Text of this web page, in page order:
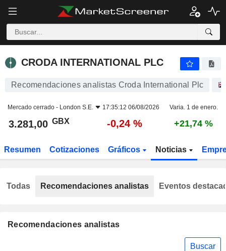
CRODA INTERNATIONAL PLC
Recomendaciones analistas Croda International Plc
Mercado cerrado - London S.E. 17:35:12 06/08/2026 Varia. 1 de enero.
3.281,00 GBX -0,24 % +21,74 %
Resumen Cotizaciones Gráficos Noticias
Recomendaciones analistas
Buscar
Todas Recomendaciones analistas Eventos